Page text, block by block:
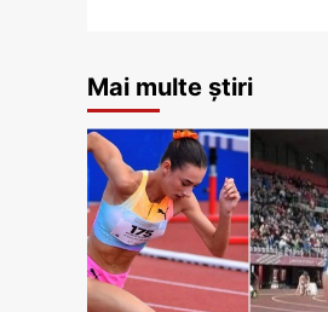
Mai multe știri